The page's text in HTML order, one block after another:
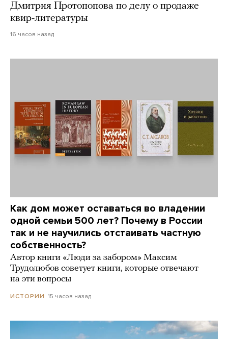
Дмитрия Протопопова по делу о продаже
квир-литературы
16 часов назад
Как дом может оставаться во владении
одной семьи 500 лет? Почему в России
так и не научились отстаивать частную
собственность?
Автор книги «Люди за забором» Максим
Трудолюбов советует книги, которые отвечают
на эти вопросы
ИСТОРИИ 15 часов назад